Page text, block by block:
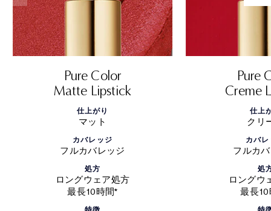
Pure Color
Matte Lipstick
仕上がり
マット
カバレッジ
フルカバレッジ
処方
ロングウェア処方
最長10時間*
Pure
Creme
仕上
クリ
カバ
フルカ
処
ロングウ
最長